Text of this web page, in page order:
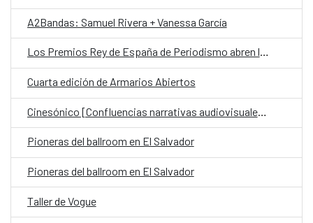
A2Bandas: Samuel Rivera + Vanessa García
Los Premios Rey de España de Periodismo abren la convocatoria de su edición de 2024
Cuarta edición de Armarios Abiertos
Cinesónico [Confluencias narrativas audiovisuales II]
Pioneras del ballroom en El Salvador
Pioneras del ballroom en El Salvador
Taller de Vogue